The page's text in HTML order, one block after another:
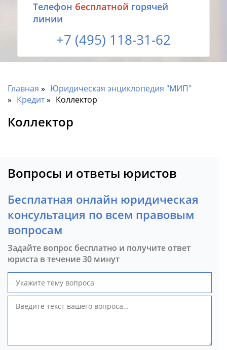
Tелефон бесплатной горячей
линии
+7 (495) 118-31-62
Главная
Юридическая энциклопедия "МИП"
Кредит
Коллектор
Коллектор
Вопросы и ответы юристов
Бесплатная онлайн юридическая
консультация по всем правовым
вопросам
Задайте вопрос бесплатно и получите ответ
юриста в течение 30 минут